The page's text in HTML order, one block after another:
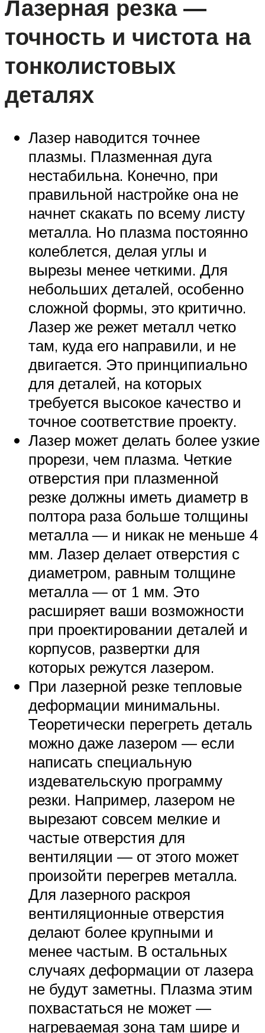
Лазерная резка —
точность и чистота на
тонколистовых
деталях
Лазер наводится точнее
плазмы. Плазменная дуга
нестабильна. Конечно, при
правильной настройке она не
начнет скакать по всему листу
металла. Но плазма постоянно
колеблется, делая углы и
вырезы менее четкими. Для
небольших деталей, особенно
сложной формы, это критично.
Лазер же режет металл четко
там, куда его направили, и не
двигается. Это принципиально
для деталей, на которых
требуется высокое качество и
точное соответствие проекту.
Лазер может делать более узкие
прорези, чем плазма. Четкие
отверстия при плазменной
резке должны иметь диаметр в
полтора раза больше толщины
металла — и никак не меньше 4
мм. Лазер делает отверстия с
диаметром, равным толщине
металла — от 1 мм. Это
расширяет ваши возможности
при проектировании деталей и
корпусов, развертки для
которых режутся лазером.
При лазерной резке тепловые
деформации минимальны.
Теоретически перегреть деталь
можно даже лазером — если
написать специальную
издевательскую программу
резки. Например, лазером не
вырезают совсем мелкие и
частые отверстия для
вентиляции — от этого может
произойти перегрев металла.
Для лазерного раскроя
вентиляционные отверстия
делают более крупными и
менее частым. В остальных
случаях деформации от лазера
не будут заметны. Плазма этим
похвастаться не может —
нагреваемая зона там шире и